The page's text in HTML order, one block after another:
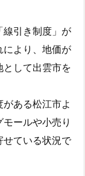
線引き制度」が
により、地価が
して出雲市を
ある松江市よ
ールや小売り
せている状況で